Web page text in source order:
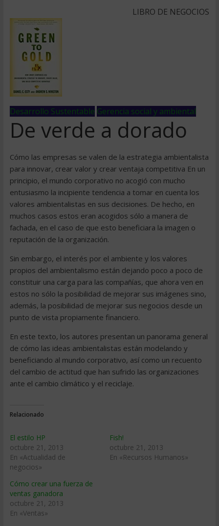
LIBRO DE NEGOCIOS
Desarrollo Sustentable Gerencia social y ambiental
De verde a dorado
Cómo las empresas se valen de la estrategia ambientalista
para innovar, crear valor y crear ventaja competitiva En un
principio, el mundo corporativo no acogió con mucho
entusiasmo la incipiente tendencia a tomar en cuenta los
valores ambientalistas en sus decisiones. De hecho, en
muchos casos estos eran acogidos sólo a manera de
fachada, en el caso de que esto beneficiara la imagen o
reputación de la organización.
Sin embargo, el interés por el ambiente y los valores
propios del ambientalismo están dejando poco a poco de
constituir una carga para las compañías, que ahora ven en
estos no sólo la posibilidad de mejorar sus imágenes sino,
además, la posibilidad de mejorar sus negocios desde un
punto de vista propiamente financiero.
En este texto, los autores presentan un panorama general
de cómo las ideas ambientalistas están modelando y
beneficiando al mundo corporativo, así como un recuento
del cambio de actitud que han sufrido las organizaciones
ante el cambio climático y el reciclaje.
Relacionado
El estilo HP
octubre 21, 2013
En «Actualidad de
negocios»
Fish!
octubre 21, 2013
En «Recursos Humanos»
Cómo crear una fuerza de
ventas ganadora
octubre 21, 2013
En «Ventas»